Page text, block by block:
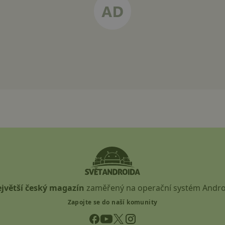
český magazín zaměřený na operační systém
Zapojte se do naší komunity